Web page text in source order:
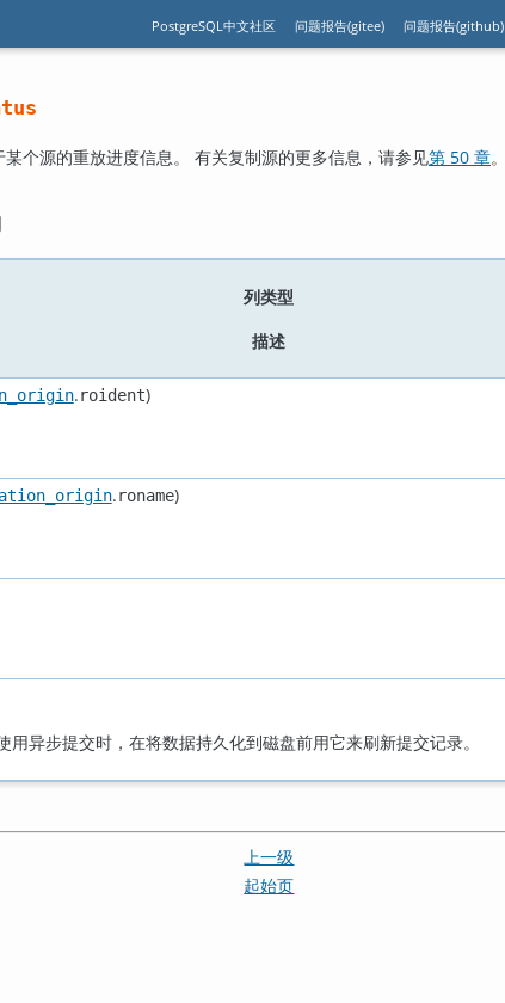
PostgreSQL中文社区 问题报告(gitee) 问题报告(github)
某个源的重放进度信息。 有关复制源的更多信息，请参见第 50 章。
列类型
描述
.roident)
.roname)
用异步提交时，在将数据持久化到磁盘前用它来刷新提交记录。
上一级
起始页